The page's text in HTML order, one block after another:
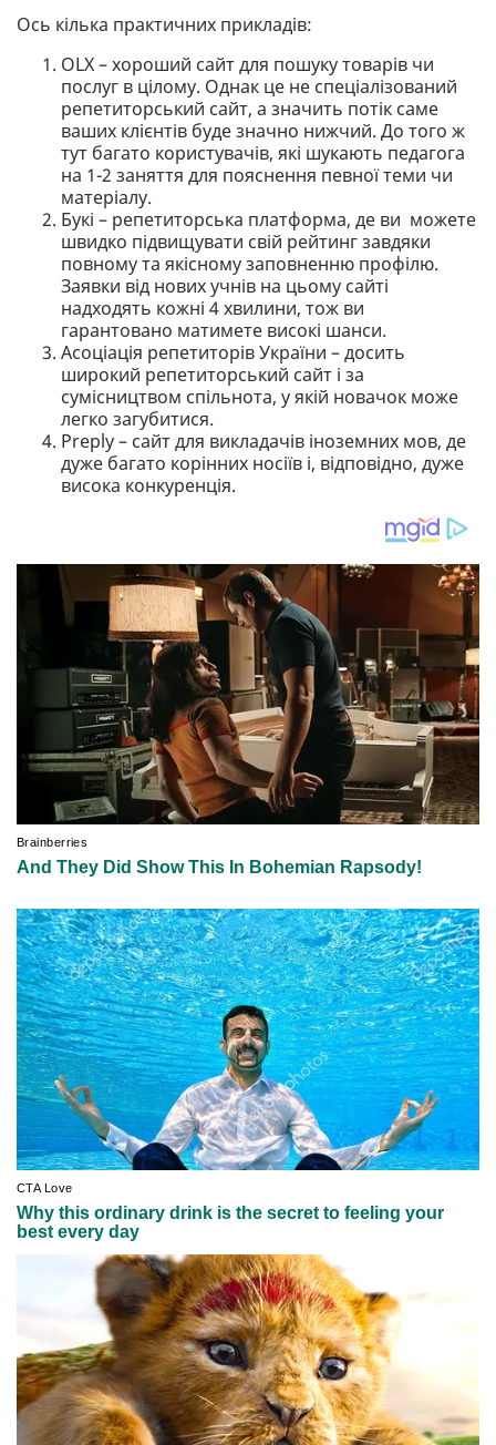
Ось кілька практичних прикладів:
OLX – хороший сайт для пошуку товарів чи
послуг в цілому. Однак це не спеціалізований
репетиторський сайт, а значить потік саме
ваших клієнтів буде значно нижчий. До того ж
тут багато користувачів, які шукають педагога
на 1-2 заняття для пояснення певної теми чи
матеріалу.
Букі – репетиторська платформа, де ви можете
швидко підвищувати свій рейтинг завдяки
повному та якісному заповненню профілю.
Заявки від нових учнів на цьому сайті
надходять кожні 4 хвилини, тож ви
гарантовано матимете високі шанси.
Асоціація репетиторів України – досить
широкий репетиторський сайт і за
сумісництвом спільнота, у якій новачок може
легко загубитися.
Preply – сайт для викладачів іноземних мов, де
дуже багато корінних носіїв і, відповідно, дуже
висока конкуренція.